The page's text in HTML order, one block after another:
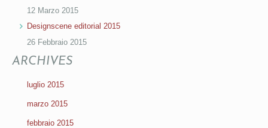
12 Marzo 2015
Designscene editorial 2015
26 Febbraio 2015
ARCHIVES
luglio 2015
marzo 2015
febbraio 2015